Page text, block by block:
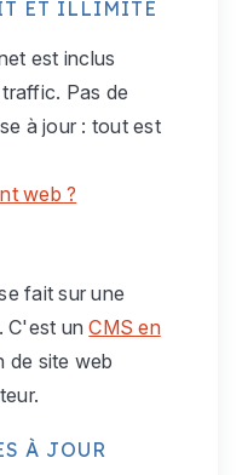
ET ILLIMITÉ
est inclus
Pas de
à jour : tout est
web ?
fait sur une
C'est unCMS en
de site web
À JOUR